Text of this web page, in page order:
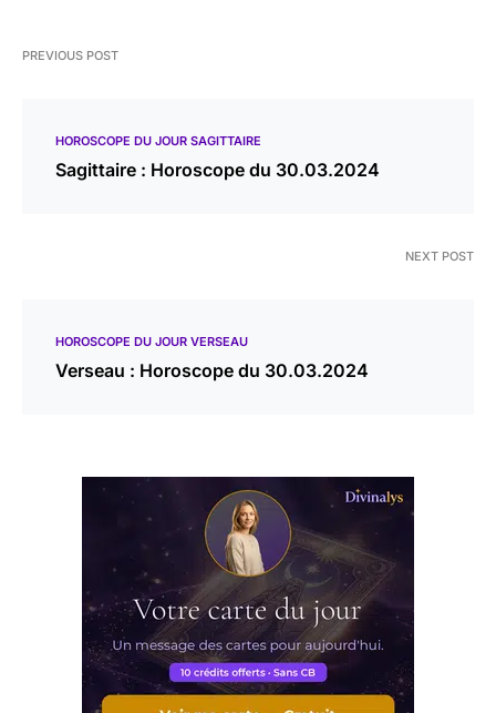
PREVIOUS POST
HOROSCOPE DU JOUR SAGITTAIRE
Sagittaire : Horoscope du 30.03.2024
NEXT POST
HOROSCOPE DU JOUR VERSEAU
Verseau : Horoscope du 30.03.2024